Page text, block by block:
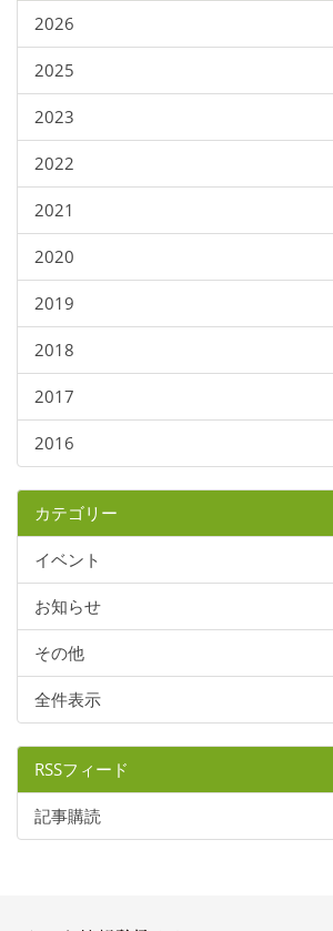
2026
2025
2023
2022
2021
2020
2019
2018
2017
2016
カテゴリー
イベント
お知らせ
その他
全件表示
RSSフィード
記事購読